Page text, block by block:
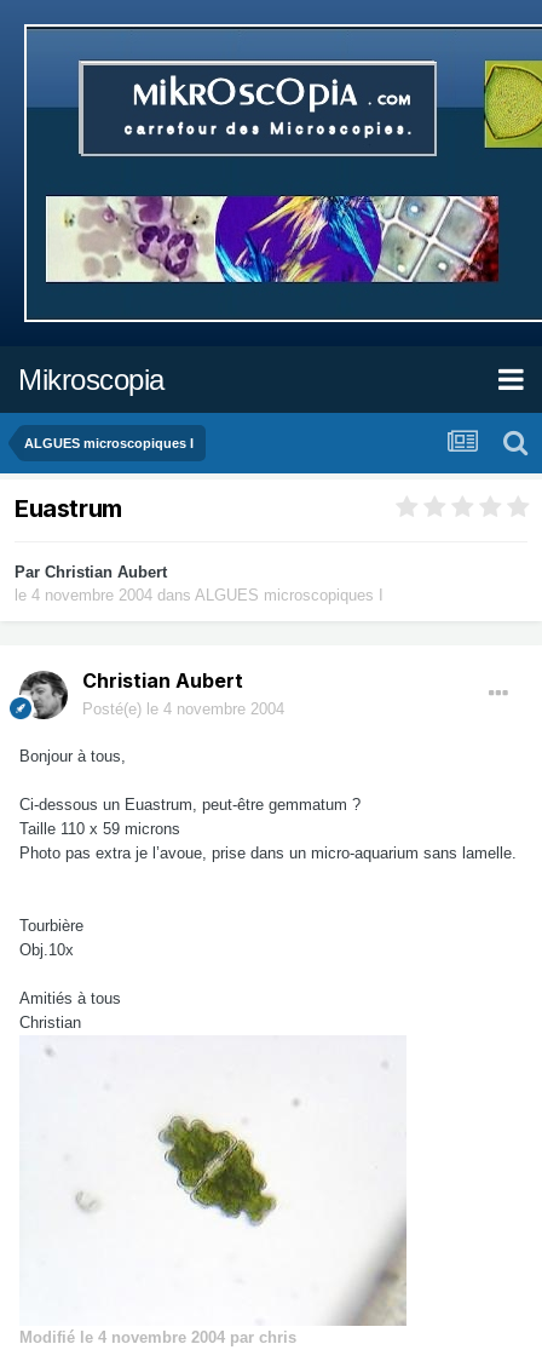
Mikroscopia
ALGUES microscopiques I
Euastrum
Par Christian Aubert
le 4 novembre 2004 dans ALGUES microscopiques I
Christian Aubert
Posté(e) le 4 novembre 2004
Bonjour à tous,
Ci-dessous un Euastrum, peut-être gemmatum ?
Taille 110 x 59 microns
Photo pas extra je l’avoue, prise dans un micro-aquarium sans lamelle.
Tourbière
Obj.10x
Amitiés à tous
Christian
Modifié le 4 novembre 2004 par chris